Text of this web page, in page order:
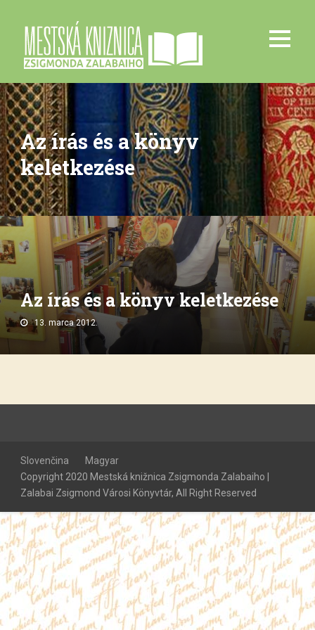
Az írás és a könyv
keletkezése
Az írás és a könyv keletkezése
13. marca 2012.
Slovenčina
Magyar
Copyright 2020 Mestská knižnica Zsigmonda Zalabaiho |
Zalabai Zsigmond Városi Könyvtár, All Right Reserved